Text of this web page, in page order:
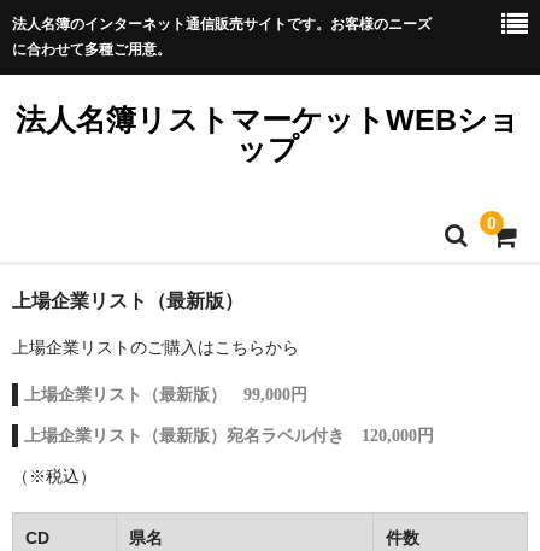
法人名簿のインターネット通信販売サイトです。お客様のニーズ
に合わせて多種ご用意。
法人名簿リストマーケットWEBショ
ップ
0
ホーム
WEBショップTOP
リスト価格・件数表
ご購入方法
上場企業リスト（最新版）
上場企業リストのご購入はこちらから
上場企業リスト（最新版） 99,000円
上場企業リスト（最新版）宛名ラベル付き 120,000円
（※税込）
CD 県名 件数